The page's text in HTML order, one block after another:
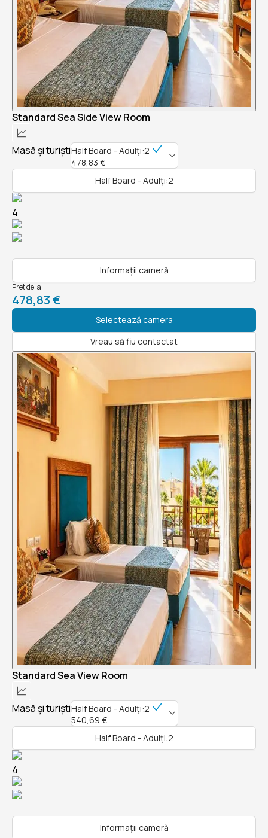
Standard Sea Side View Room
Masă și turiștiHalf Board - Adulți:2
478,83 €
Half Board - Adulți:2
4
Informații cameră
Pret de la
478,83 €
Selectează camera
Vreau să fiu contactat
Standard Sea View Room
Masă și turiștiHalf Board - Adulți:2
540,69 €
Half Board - Adulți:2
4
Informații cameră